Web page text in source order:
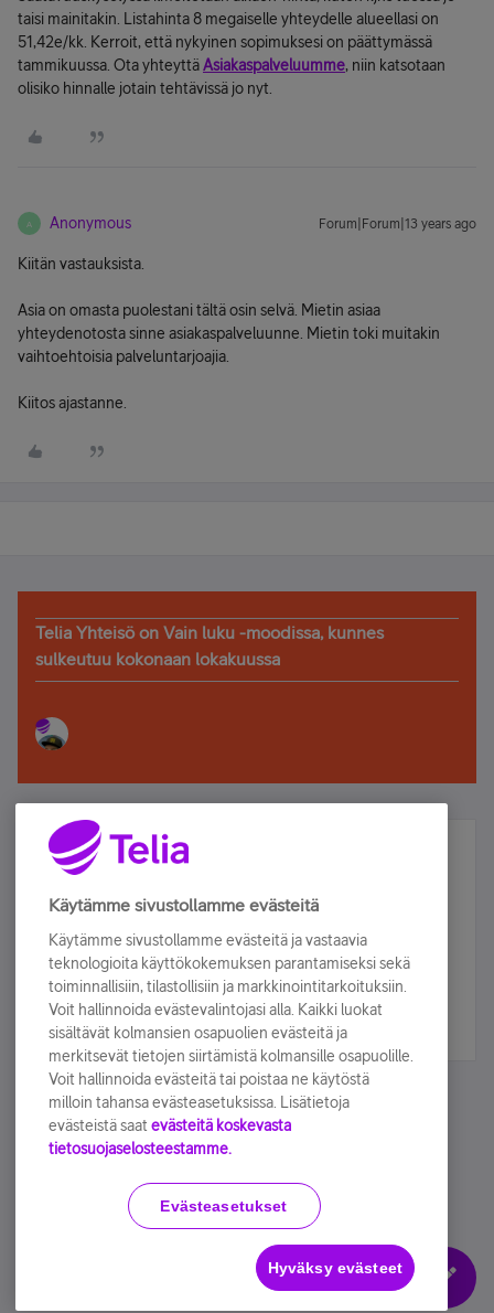
taisi mainitakin. Listahinta 8 megaiselle yhteydelle alueellasi on
51,42e/kk. Kerroit, että nykyinen sopimuksesi on päättymässä
tammikuussa. Ota yhteyttäAsiakaspalveluumme, niin katsotaan
olisiko hinnalle jotain tehtävissä jo nyt.
A Anonymous Forum|Forum|13 years ago
Kiitän vastauksista.
Asia on omasta puolestani tältä osin selvä. Mietin asiaa
yhteydenotosta sinne asiakaspalveluunne. Mietin toki muitakin
vaihtoehtoisia palveluntarjoajia.
Kiitos ajastanne.
Telia Yhteisö on Vain luku -moodissa, kunnes
sulkeutuu kokonaan lokakuussa
Älä jää paitsi – osallistu ja voita!
Tilaa Telian uutiskirje ja olet mukana arvonnassa.
sähköpostiisi.
Tilaa nyt
Käyttöehdot Accessibility statement
Evästeasetukset
Käytämme sivustollamme evästeitä
Käytämme sivustollamme evästeitä ja vastaavia
teknologioita käyttökokemuksen parantamiseksi sekä
toiminnallisiin, tilastollisiin ja markkinointitarkoituksiin.
Voit hallinnoida evästevalintojasi alla. Kaikki luokat
sisältävät kolmansien osapuolien evästeitä ja
merkitsevät tietojen siirtämistä kolmansille osapuolille.
Voit hallinnoida evästeitä tai poistaa ne käytöstä
milloin tahansa evästeasetuksissa. Lisätietoja
evästeistä saat evästeitä koskevasta
tietosuojaselosteestamme.
Evästeasetukset
Hyväksy evästeet